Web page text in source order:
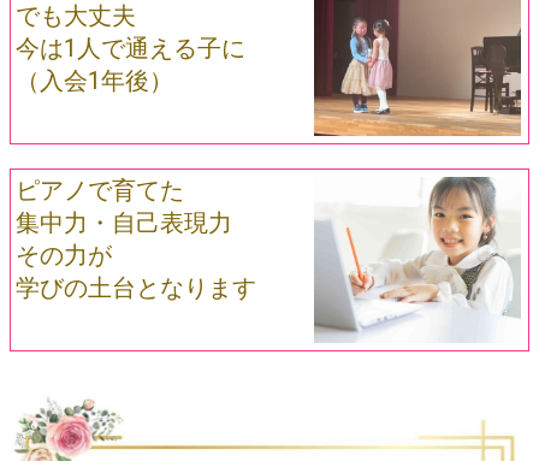
でも大丈夫
今は1人で通える子に
（入会1年後）
ピアノで育てた
集中力・自己表現力
その力が
学びの土台となります